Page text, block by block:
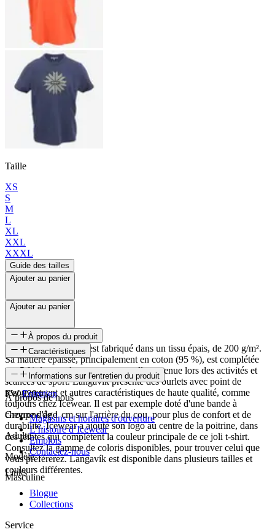
Taille
XS
S
M
L
XL
XXL
XXXL
Guide des tailles
Ajouter au panier
Ajouter au panier
À propos du produit
Le T-shirts Langavík est fabriqué dans un tissu épais, de 200 g/m².
Sa matière épaisse, principalement en coton (95 %), est complétée
par 5 % de spandex pour une excellente tenue lors des activités et
séances de sport. Langavík présente des ourlets avec point de
recouvrement et autres caractéristiques de haute qualité, comme
toujours chez Icewear. Il est par exemple doté d'une bande à
chevrons de 1 cm sur l'arrière du cou, pour plus de confort et de
durabilité. Icewear a ajouté son logo au centre de la poitrine, dans
des teintes qui complètent la couleur principale de ce joli t-shirt.
Consultez la gamme de coloris disponibles, pour trouver celui que
vous préférerez. Langavík est disponible dans plusieurs tailles et
couleurs différentes.
Caractéristiques
SKU
FW-2394
Groupe d'âge
Adulte
Modèle
Masculine
Informations sur l'entretien du produit
Entretien
À propos de nous
Magasins et horaires d'ouverture
L’histoire d’Icewear
Emplois
Contactez-nous
Links
Blogue
Collections
Service